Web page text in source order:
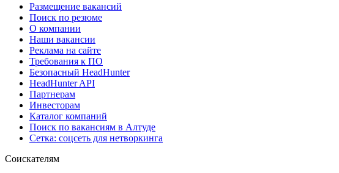
Размещение вакансий
Поиск по резюме
О компании
Наши вакансии
Реклама на сайте
Требования к ПО
Безопасный HeadHunter
HeadHunter API
Партнерам
Инвесторам
Каталог компаний
Поиск по вакансиям в Алтуде
Сетка: соцсеть для нетворкинга
Соискателям